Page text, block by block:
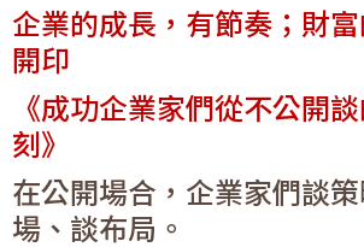
企業的成長，有節奏；財
開印
《成功企業家們從不公開
刻》
在公開場合，企業家們談
場、談布局。